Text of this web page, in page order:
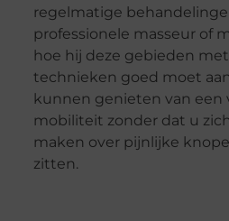
regelmatige
professionele masseur of
hoe hij deze gebieden
technieken goed moet
kunnen genieten van een
mobiliteit zonder dat u
maken over pijnlijke
zitten.